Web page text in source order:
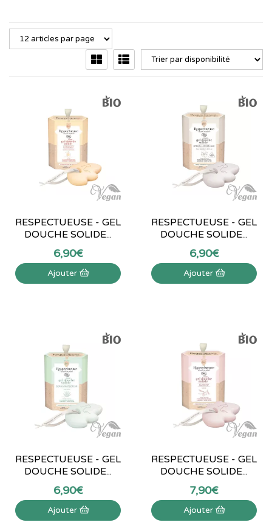
RESPECTUEUSE - GEL
DOUCHE SOLIDE...
6,90€
Ajouter
RESPECTUEUSE - GEL
DOUCHE SOLIDE...
6,90€
Ajouter
RESPECTUEUSE - GEL
DOUCHE SOLIDE...
6,90€
Ajouter
RESPECTUEUSE - GEL
DOUCHE SOLIDE...
7,90€
Ajouter